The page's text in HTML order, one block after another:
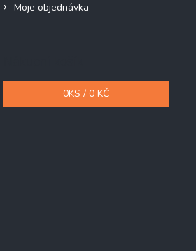
Moje objednávka
0KS / 0 KČ